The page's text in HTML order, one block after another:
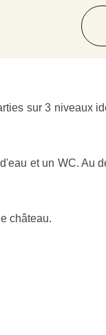
sur 3 niveaux
et un WC. Au
château.